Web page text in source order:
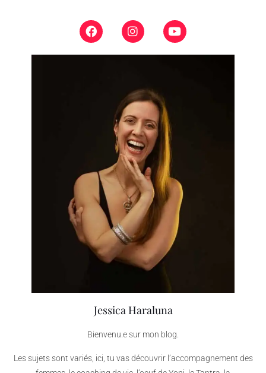
Jessica Haraluna
Bienvenu.e sur mon blog.
Les sujets sont variés, ici, tu vas découvrir l’accompagnement des